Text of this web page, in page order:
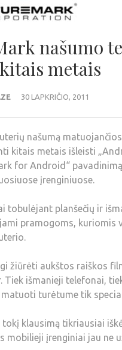
našumo
metais
30 LAPKRIČIO, 2011
našumą
kitais metais išleisti
for Android“
įrenginiuose.
tobulėjant planšečių ir
pramogoms, kuriomis
žiūrėti aukštos raiškos
Tiek išmanieji telefonai,
turėtume tik
tokį klausimą tikriausiai
mobilieji įrenginiai jau ne